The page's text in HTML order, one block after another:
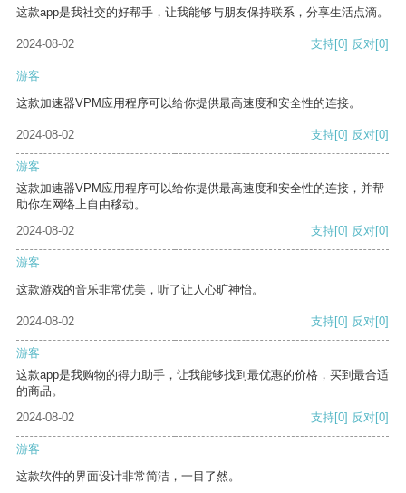
这款app是我社交的好帮手，让我能够与朋友保持联系，分享生活点滴。
2024-08-02 支持[0] 反对[0]
游客
这款加速器VPM应用程序可以给你提供最高速度和安全性的连接。
2024-08-02 支持[0] 反对[0]
游客
这款加速器VPM应用程序可以给你提供最高速度和安全性的连接，并帮
助你在网络上自由移动。
2024-08-02
支持[0] 反对[0]
游客
这款游戏的音乐非常优美，听了让人心旷神怡。
2024-08-02 支持[0] 反对[0]
游客
这款app是我购物的得力助手，让我能够找到最优惠的价格，买到最合适
的商品。
2024-08-02
支持[0] 反对[0]
游客
这款软件的界面设计非常简洁，一目了然。